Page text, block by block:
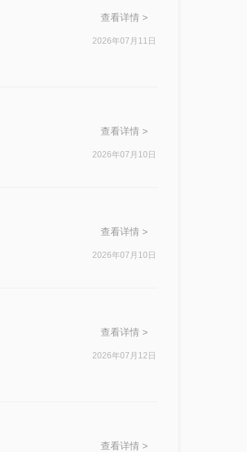
查看详情 >
2026年07月11日
查看详情 >
2026年07月10日
查看详情 >
2026年07月10日
查看详情 >
2026年07月12日
查看详情 >